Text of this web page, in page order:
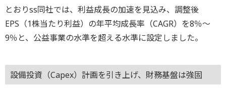
とおりss同社では、利益成長の加速を見込み、調整後
EPS（1株当たり利益）の年平均成長率（CAGR）を8％～
9％と、公益事業の水準を超える水準に設定しました。
設備投資（Capex）計画を引き上げ、財務基盤は強固